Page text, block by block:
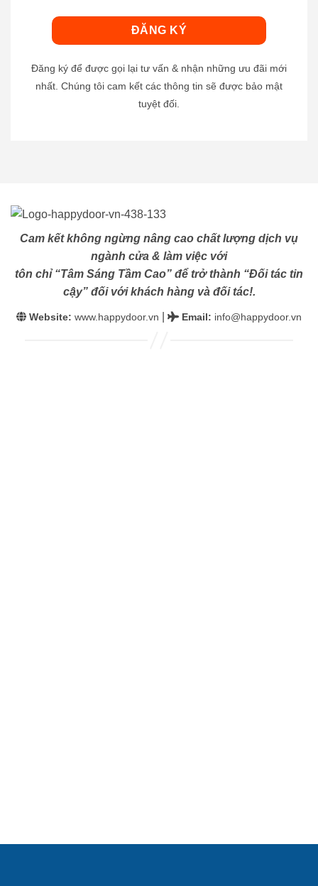
Đăng ký để được gọi lại tư vấn & nhận những ưu đãi mới
nhất. Chúng tôi cam kết các thông tin sẽ được bảo mật
tuyệt đối.
Cam kết không ngừng nâng cao chất lượng dịch vụ
ngành cửa & làm việc với
tôn chỉ “Tâm Sáng Tầm Cao” để trở thành “Đối tác tin
cậy” đối với khách hàng và đối tác!.
Website: www.happydoor.vn Email: info@happydoor.vn